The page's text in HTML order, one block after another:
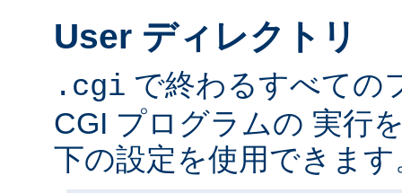
User ディレクトリ
.cgi で終わるすべての
CGI プログラムの 実行
下の設定を使用できます